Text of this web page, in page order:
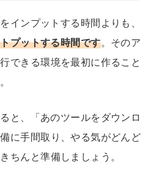
インプットする時間よりも、
プットする時間です。そのア
できる環境を最初に作ること
と、「あのツールをダウンロ
に手間取り、やる気がどんど
ちんと準備しましょう。